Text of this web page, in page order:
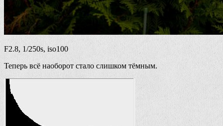
F2.8, 1/250s, iso100
Теперь всё наоборот стало слишком тёмным.